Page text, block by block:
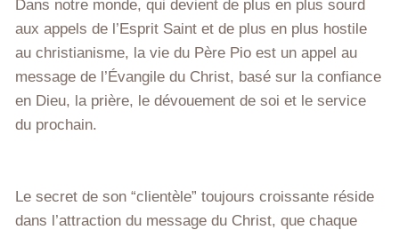
Dans notre monde, qui devient de plus en plus sourd
aux appels de l’Esprit Saint et de plus en plus hostile
au christianisme, la vie du Père Pio est un appel au
message de l’Évangile du Christ, basé sur la confiance
en Dieu, la prière, le dévouement de soi et le service
du prochain.
Le secret de son “clientèle” toujours croissante réside
dans l’attraction du message du Christ, que chaque